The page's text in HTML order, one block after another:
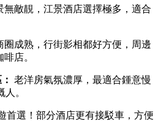
無敵靚，江景酒店選擇極多，適合
圈成熟，行街影相都好方便，周邊
店。
老洋房氣氛濃厚，最適合鍾意慢
。
首選！部分酒店更有接駁車，方便